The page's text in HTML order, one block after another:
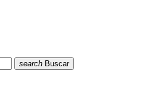
search Buscar